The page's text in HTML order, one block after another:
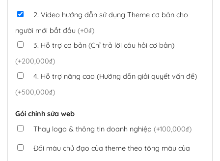
2. Video hướng dẫn sử dụng Theme cơ bản cho
người mới bắt đầu (+0₫)
3. Hỗ trợ cơ bản (Chỉ trả lời câu hỏi cơ bản)
(+200,000₫)
4. Hỗ trợ nâng cao (Hướng dẫn giải quyết vấn đề)
(+500,000₫)
Gói chỉnh sửa web
Thay logo & thông tin doanh nghiệp (+100,000₫)
Đổi màu chủ đạo của theme theo tông màu của